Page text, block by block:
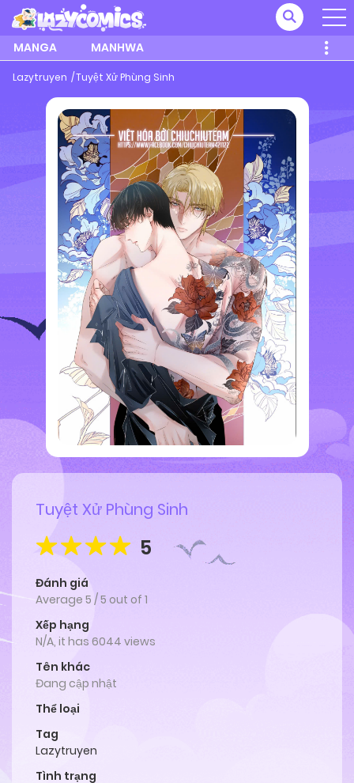
MANGA MANHWA
Lazytruyen Tuyệt Xử Phùng Sinh
Tuyệt Xử Phùng Sinh
5
Đánh giá
Average 5 /5 out of 1
Xếp hạng
N/A, it has 6044 views
Tên khác
Đang cập nhật
Thể loại
Tag
Lazytruyen
Tình trạng